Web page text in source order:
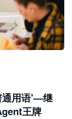
用语'—继
王牌